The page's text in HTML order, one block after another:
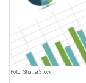
Foto: ShutterStock